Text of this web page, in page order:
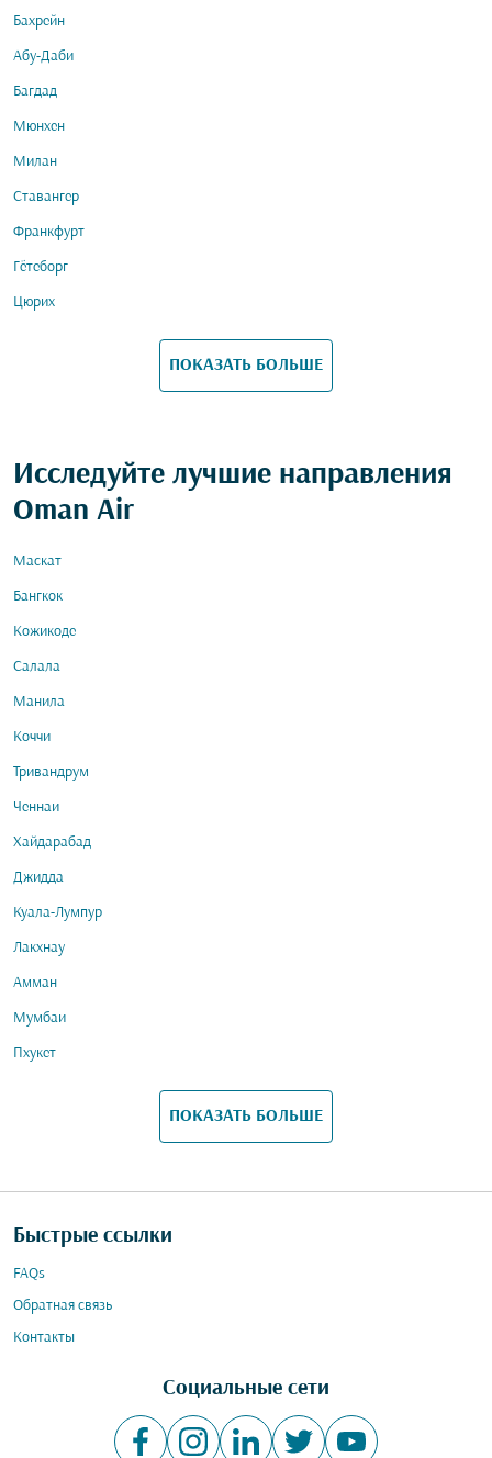
Бахрейн
Абу-Даби
Багдад
Мюнхен
Милан
Ставангер
Франкфурт
Гётеборг
Цюрих
ПОКАЗАТЬ БОЛЬШЕ
Исследуйте лучшие направления
Oman Air
Маскат
Бангкок
Кожикоде
Салала
Манила
Коччи
Тривандрум
Ченнаи
Хайдарабад
Джидда
Куала-Лумпур
Лакхнау
Амман
Мумбаи
Пхукет
ПОКАЗАТЬ БОЛЬШЕ
Быстрые ссылки
FAQs
Обратная связь
Контакты
Социальные сети